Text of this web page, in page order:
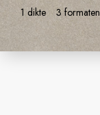
1 dikte 3 formaten